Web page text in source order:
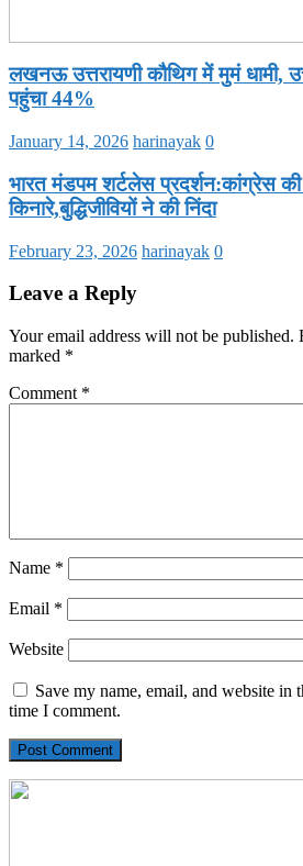
लखनऊ उत्तरायणी कौथिग में मुमं धामी,
पहुंचा 44%
January 14, 2026 harinayak 0
भारत मंडपम शर्टलेस प्रदर्शन:कांग्रेस
किनारे,बुद्धिजीवियों ने की निंदा
February 23, 2026 harinayak 0
Leave a Reply
Your email address will not be published.
marked *
Comment *
Name *
Email *
Website
Save my name, email, and website in
time I comment.